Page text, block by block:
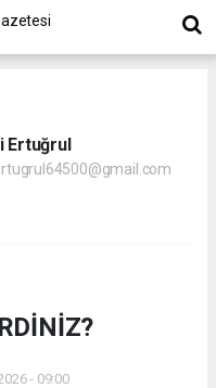
Ertuğrul
- 09:00